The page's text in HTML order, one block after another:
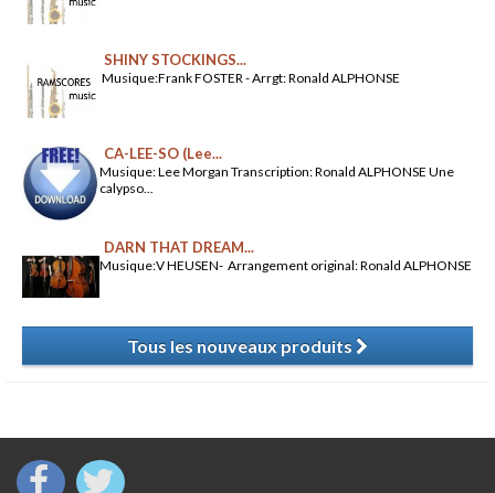
SHINY STOCKINGS...
Musique:Frank FOSTER - Arrgt: Ronald ALPHONSE
CA-LEE-SO (Lee...
Musique: Lee Morgan Transcription: Ronald ALPHONSE Une
calypso...
DARN THAT DREAM...
Musique:V HEUSEN- Arrangement original: Ronald ALPHONSE
Tous les nouveaux produits